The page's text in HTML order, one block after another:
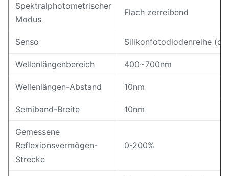
Spektralphotometrischer
Modus
Flach zerreibend
Senso Silikonfotodiodenreihe
Wellenlängenbereich 400~700nm
Wellenlängen-Abstand 10nm
Semiband-Breite 10nm
Gemessene
Reflexionsvermögen-
Strecke
0-200%